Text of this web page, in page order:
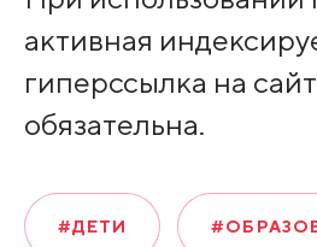
активная
гиперссылка на сайт
обязательна.
#ДЕТИ